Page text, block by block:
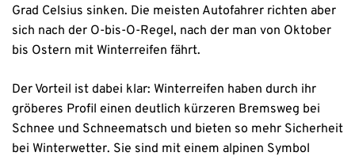
Grad Celsius sinken. Die meisten Autofahrer richten aber
sich nach der O-bis-O-Regel, nach der man von Oktober
bis Ostern mit Winterreifen fährt.
Der Vorteil ist dabei klar: Winterreifen haben durch ihr
gröberes Profil einen deutlich kürzeren Bremsweg bei
Schnee und Schneematsch und bieten so mehr Sicherheit
bei Winterwetter. Sie sind mit einem alpinen Symbol